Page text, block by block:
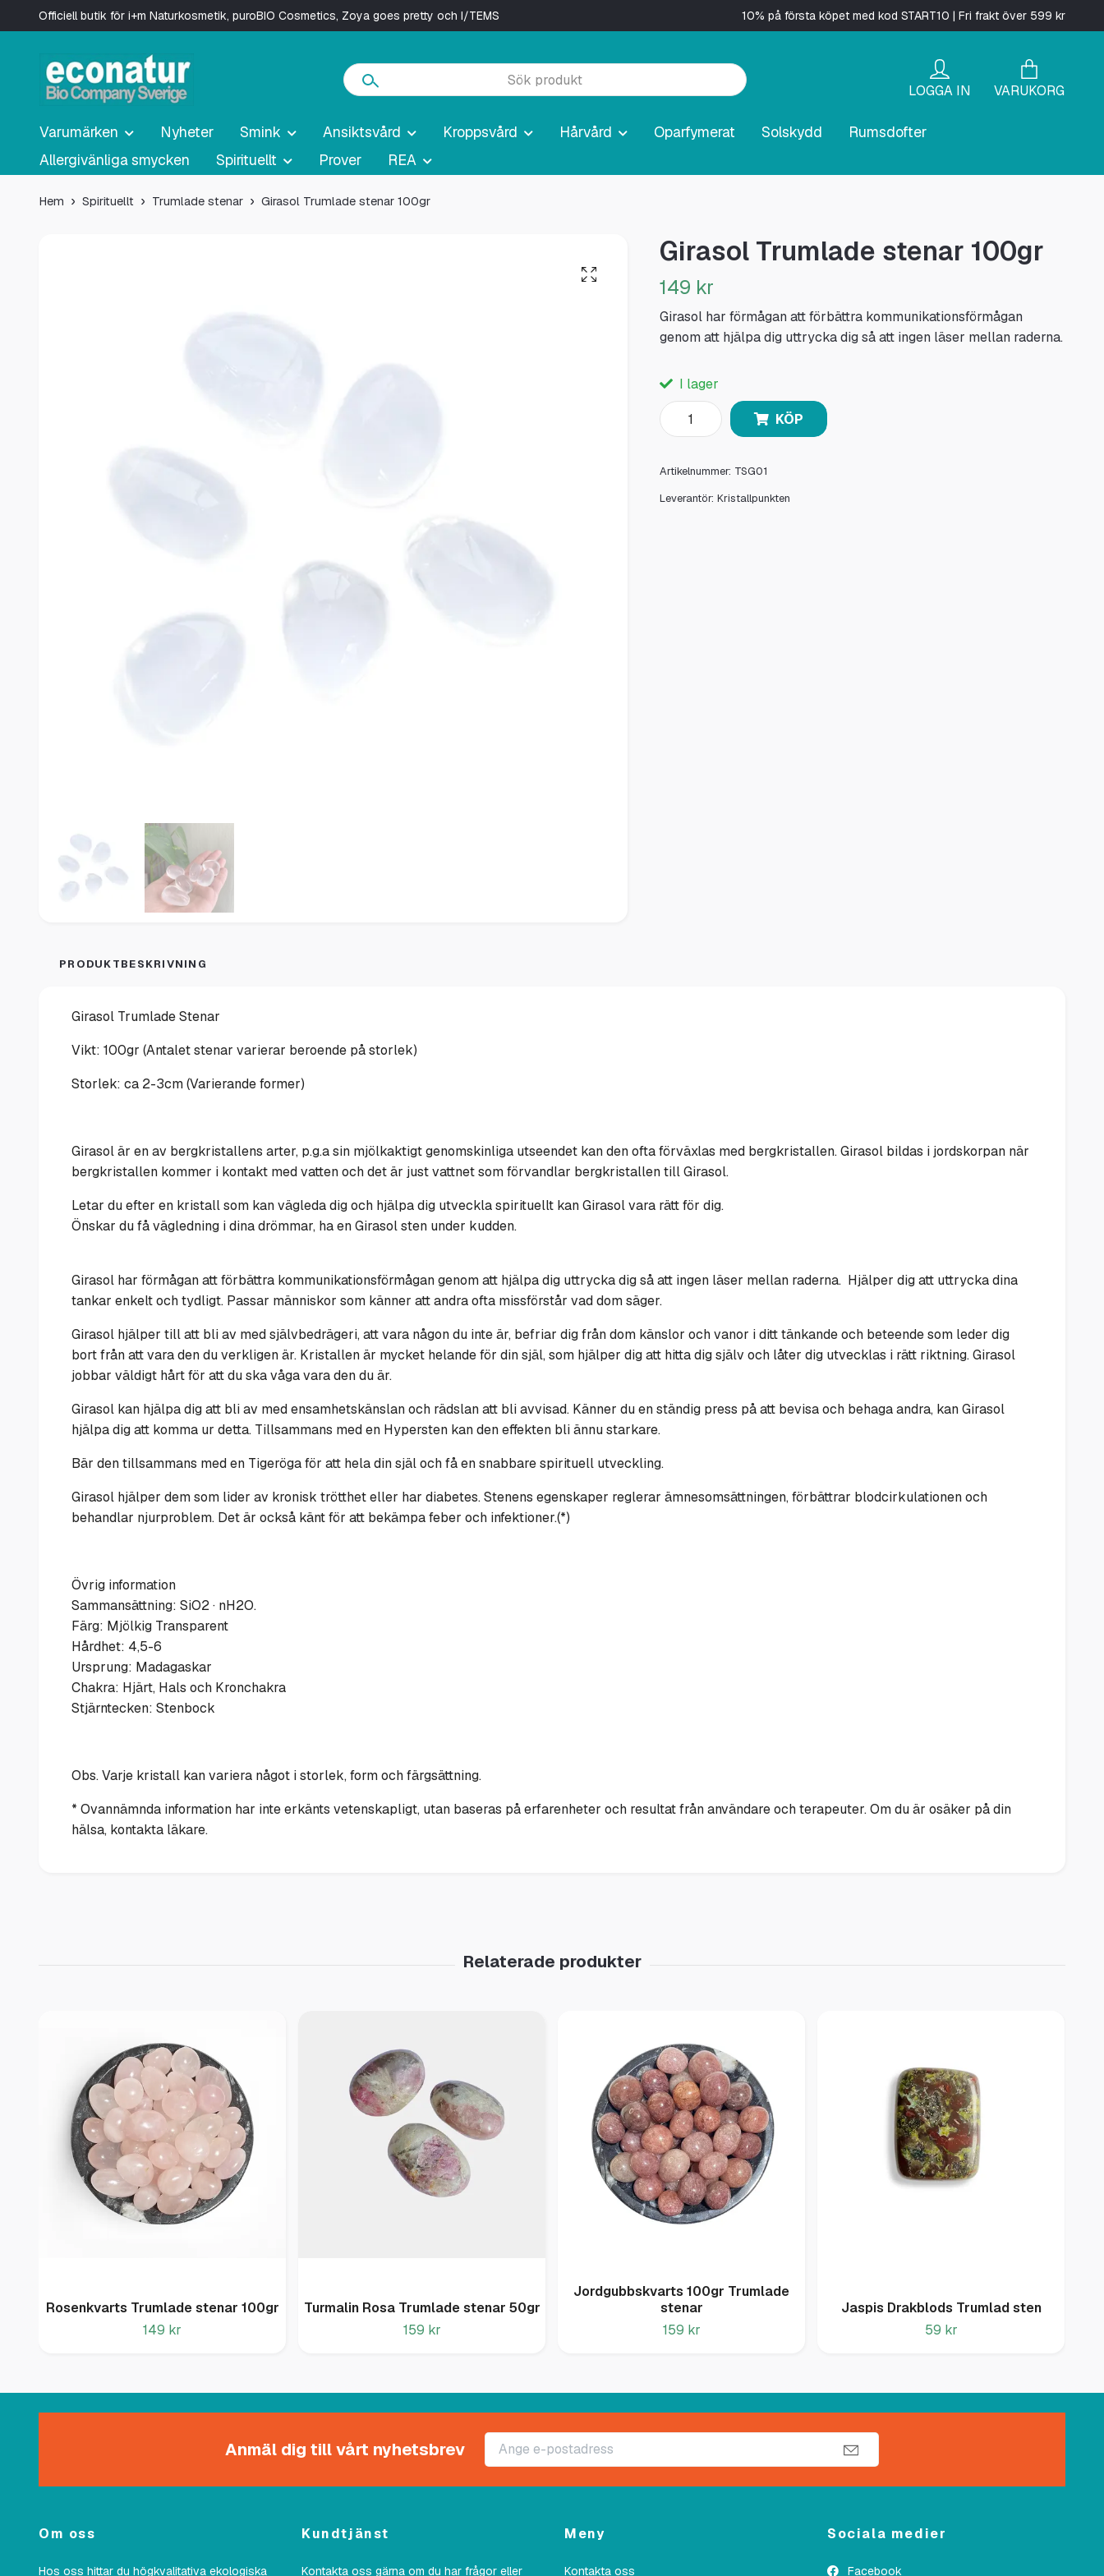
Officiell butik för i+m Naturkosmetik, puroBIO Cosmetics, Zoya goes pretty och I/TEMS 10% på första köpet med kod START10 | Fri frakt över 599 kr
LOGGA IN VARUKORG
Varumärken Nyheter Smink Ansiktsvård Kroppsvård Hårvård Oparfymerat Solskydd
Rumsdofter
Allergivänliga smycken
Spirituellt Prover REA
Hem Spirituellt Trumlade stenar Girasol Trumlade stenar 100gr
Girasol Trumlade stenar 100gr
149 kr
Girasol har förmågan att förbättra kommunikationsförmågan
genom att hjälpa dig uttrycka dig så att ingen läser mellan raderna.
I lager
KÖP
Artikelnummer: TSG01
Leverantör: Kristallpunkten
PRODUKTBESKRIVNING
Girasol Trumlade Stenar
Vikt: 100gr (Antalet stenar varierar beroende på storlek)
Storlek: ca 2-3cm (Varierande former)
Girasol är en av bergkristallens arter, p.g.a sin mjölkaktigt genomskinliga utseendet kan den ofta förväxlas med bergkristallen. Girasol bildas i jordskorpan när
bergkristallen kommer i kontakt med vatten och det är just vattnet som förvandlar bergkristallen till Girasol.
Letar du efter en kristall som kan vägleda dig och hjälpa dig utveckla spirituellt kan Girasol vara rätt för dig.
Önskar du få vägledning i dina drömmar, ha en Girasol sten under kudden.
Girasol har förmågan att förbättra kommunikationsförmågan genom att hjälpa dig uttrycka dig så att ingen läser mellan raderna. Hjälper dig att uttrycka dina
tankar enkelt och tydligt. Passar människor som känner att andra ofta missförstår vad dom säger.
Girasol hjälper till att bli av med självbedrägeri, att vara någon du inte är, befriar dig från dom känslor och vanor i ditt tänkande och beteende som leder dig
bort från att vara den du verkligen är. Kristallen är mycket helande för din själ, som hjälper dig att hitta dig själv och låter dig utvecklas i rätt riktning. Girasol
jobbar väldigt hårt för att du ska våga vara den du är.
Girasol kan hjälpa dig att bli av med ensamhetskänslan och rädslan att bli avvisad. Känner du en ständig press på att bevisa och behaga andra, kan Girasol
hjälpa dig att komma ur detta. Tillsammans med en Hypersten kan den effekten bli ännu starkare.
Bär den tillsammans med en Tigeröga för att hela din själ och få en snabbare spirituell utveckling.
Girasol hjälper dem som lider av kronisk trötthet eller har diabetes. Stenens egenskaper reglerar ämnesomsättningen, förbättrar blodcirkulationen och
behandlar njurproblem. Det är också känt för att bekämpa feber och infektioner.(*)
Övrig information
Sammansättning: SiO2 · nH2O.
Färg: Mjölkig Transparent
Hårdhet: 4,5-6
Ursprung: Madagaskar
Chakra: Hjärt, Hals och Kronchakra
Stjärntecken: Stenbock
Obs. Varje kristall kan variera något i storlek, form och färgsättning.
* Ovannämnda information har inte erkänts vetenskapligt, utan baseras på erfarenheter och resultat från användare och terapeuter. Om du är osäker på din
hälsa, kontakta läkare.
Rosenkvarts Trumlade stenar 100gr
149 kr
Turmalin Rosa Trumlade stenar 50gr
159 kr
Jordgubbskvarts 100gr Trumlade
stenar
159 kr
Jaspis Drakblods Trumlad sten
59 kr
Anmäl dig till vårt nyhetsbrev
Om oss
Hos oss hittar du högkvalitativa ekologiska
Kundtjänst
Kontakta oss gärna om du har frågor eller
Meny
Kontakta oss
Sociala medier
Facebook